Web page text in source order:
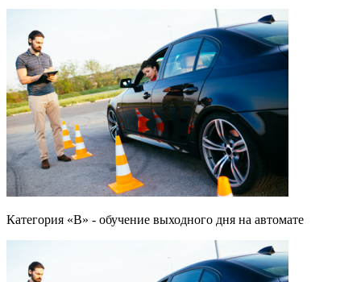
Категория «B» - обучение выходного дня на автомате